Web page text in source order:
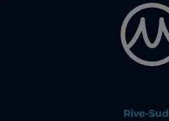
Rive-Sud